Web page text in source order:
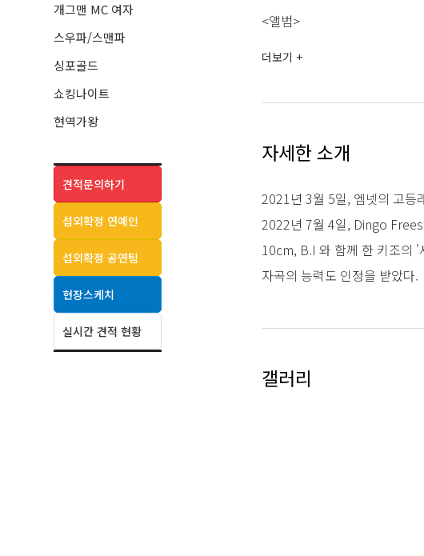
개그맨 MC 여자
스우파/스맨파
싱포골드
쇼킹나이트
현역가왕
견적문의하기
섭외확정 연예인
섭외확정 공연팀
현장스케치
실시간 견적 현황
<앨범>
2024 [사랑이 죄야?Inst]
2023 [내가 바보라서 그래?]
2022 [이건내가처음쓰는사랑
<참여곡>
BIG Naughty [정이라고 하자]
김승민 [거릴 걷다 보니 너의
Aylah [Comely]
더보기 +
자세한 소개
2021년 3월 5일, 엠넷의 고등
2022년 7월 4일, Dingo
10cm, B.I 와 함께 한 키조의 '
자곡의 능력도 인정을 받았다.
갤러리